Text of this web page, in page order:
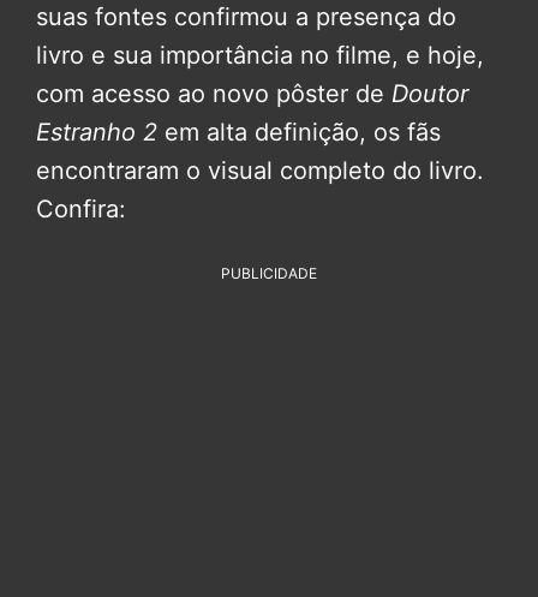
suas fontes confirmou a presença do
livro e sua importância no filme, e hoje,
com acesso ao novo pôster de Doutor
Estranho 2 em alta definição, os fãs
encontraram o visual completo do livro.
Confira:
PUBLICIDADE